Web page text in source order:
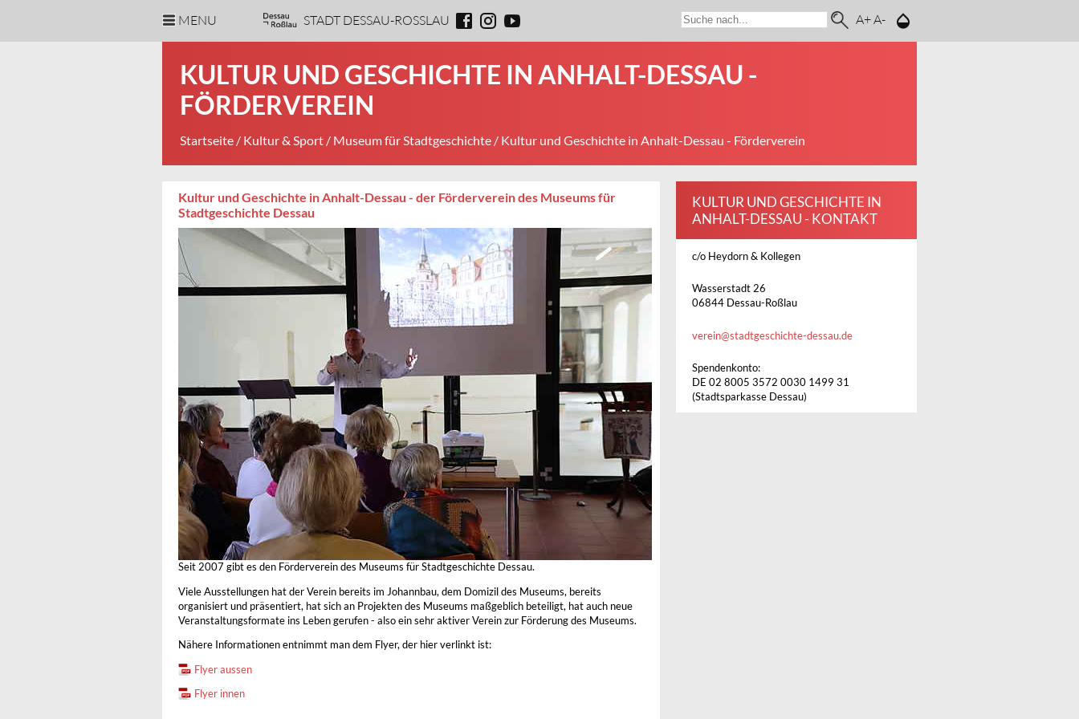
MENU STADT DESSAU-ROSSLAU A+A-
KULTUR UND GESCHICHTE IN ANHALT-DESSAU -
FÖRDERVEREIN
Startseite / Kultur & Sport / Museum für Stadtgeschichte / Kultur und Geschichte in Anhalt-Dessau - Förderverein
Kultur und Geschichte in Anhalt-Dessau - der Förderverein des Museums für
Stadtgeschichte Dessau
Seit 2007 gibt es den Förderverein des Museums für Stadtgeschichte Dessau.
Viele Ausstellungen hat der Verein bereits im Johannbau, dem Domizil des Museums, bereits
organisiert und präsentiert, hat sich an Projekten des Museums maßgeblich beteiligt, hat auch neue
Veranstaltungsformate ins Leben gerufen - also ein sehr aktiver Verein zur Förderung des Museums.
Nähere Informationen entnimmt man dem Flyer, der hier verlinkt ist:
Flyer aussen
Flyer innen
KULTUR UND GESCHICHTE IN
ANHALT-DESSAU - KONTAKT
c/o Heydorn & Kollegen
Wasserstadt 26
06844 Dessau-Roßlau
verein@stadtgeschichte-dessau.de
Spendenkonto:
DE 02 8005 3572 0030 1499 31
(Stadtsparkasse Dessau)